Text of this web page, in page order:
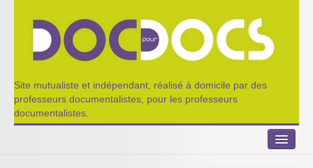
Site mutualiste et indépendant, réalisé à domicile par des
professeurs documentalistes, pour les professeurs
documentalistes.